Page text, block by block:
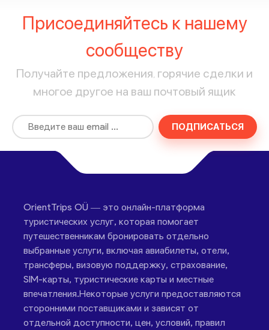
Присоединяйтесь к нашему
сообществу
Получайте предложения, горячие сделки и
многое другое на ваш почтовый ящик
ПОДПИСАТЬСЯ
OrientTrips OÜ — это онлайн-платформа
туристических услуг, которая помогает
путешественникам бронировать отдельно
выбранные услуги, включая авиабилеты, отели,
трансферы, визовую поддержку, страхование,
SIM-карты, туристические карты и местные
впечатления.Некоторые услуги предоставляются
сторонними поставщиками и зависят от
отдельной доступности, цен, условий, правил